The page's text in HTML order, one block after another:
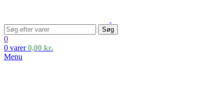
Søg
0
0 varer 0,00 kr.
Menu